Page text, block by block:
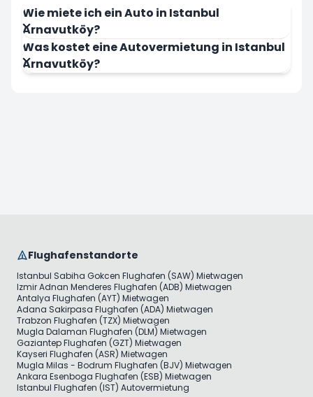
Wie miete ich ein Auto in Istanbul
Arnavutköy?
Was kostet eine Autovermietung in Istanbul
Arnavutköy?
Flughafenstandorte
Istanbul Sabiha Gokcen Flughafen (SAW) Mietwagen
Izmir Adnan Menderes Flughafen (ADB) Mietwagen
Antalya Flughafen (AYT) Mietwagen
Adana Sakirpasa Flughafen (ADA) Mietwagen
Trabzon Flughafen (TZX) Mietwagen
Mugla Dalaman Flughafen (DLM) Mietwagen
Gaziantep Flughafen (GZT) Mietwagen
Kayseri Flughafen (ASR) Mietwagen
Mugla Milas - Bodrum Flughafen (BJV) Mietwagen
Ankara Esenboga Flughafen (ESB) Mietwagen
Istanbul Flughafen (IST) Autovermietung